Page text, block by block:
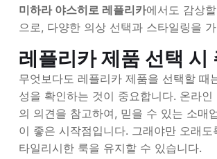
미하라 야스히로 레플리카에서도 감상
으로, 다양한 의상 선택과 스타일링을
레플리카 제품 선택 시
무엇보다도 레플리카 제품을 선택할 때
성을 확인하는 것이 중요합니다. 온라
의 의견을 참고하여, 믿을 수 있는 소매
이 좋은 시작점입니다. 그래야만 오래도
타일리시한 룩을 유지할 수 있습니다.